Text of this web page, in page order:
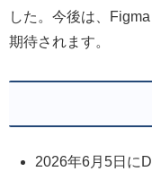
した。今後は、
期待されます。
2026年6月5日に